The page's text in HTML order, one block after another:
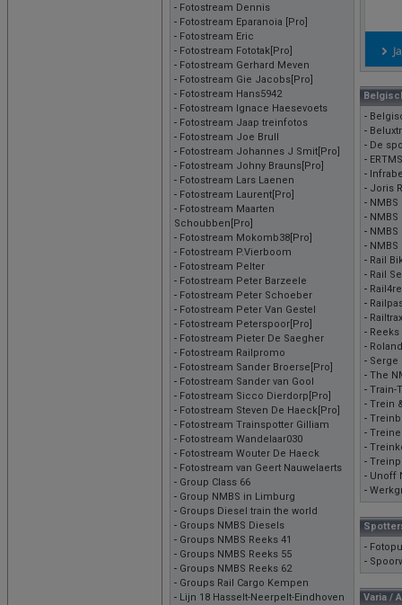
- Fotostream Dennis
- Fotostream Eparanoia [Pro]
- Fotostream Eric
- Fotostream Fototak[Pro]
- Fotostream Gerhard Meven
- Fotostream Gie Jacobs[Pro]
- Fotostream Hans5942
- Fotostream Ignace Haesevoets
- Fotostream Jaap treinfotos
- Fotostream Joe Brull
- Fotostream Johannes J Smit[Pro]
- Fotostream Johny Brauns[Pro]
- Fotostream Lars Laenen
- Fotostream Laurent[Pro]
- Fotostream Maarten
Schoubben[Pro]
- Fotostream Mokomb38[Pro]
- Fotostream P.Vierboom
- Fotostream Pelter
- Fotostream Peter Barzeele
- Fotostream Peter Schoeber
- Fotostream Peter Van Gestel
- Fotostream Peterspoor[Pro]
- Fotostream Pieter De Saegher
- Fotostream Railpromo
- Fotostream Sander Broerse[Pro]
- Fotostream Sander van Gool
- Fotostream Sicco Dierdorp[Pro]
- Fotostream Steven De Haeck[Pro]
- Fotostream Trainspotter Gilliam
- Fotostream Wandelaar030
- Fotostream Wouter De Haeck
- Fotostream van Geert Nauwelaerts
- Group Class 66
- Group NMBS in Limburg
- Groups Diesel train the world
- Groups NMBS Diesels
- Groups NMBS Reeks 41
- Groups NMBS Reeks 55
- Groups NMBS Reeks 62
- Groups Rail Cargo Kempen
- Lijn 18 Hasselt-Neerpelt-Eindhoven
-
-
- De
- ERTMS
-
- Joris
-
-
-
-
- Rail
- Rail
-
-
-
- Reeks
-
- Serge
- The
- Train-
- Trein
-
-
-
-
- Unoff
-
-
-
Varia /